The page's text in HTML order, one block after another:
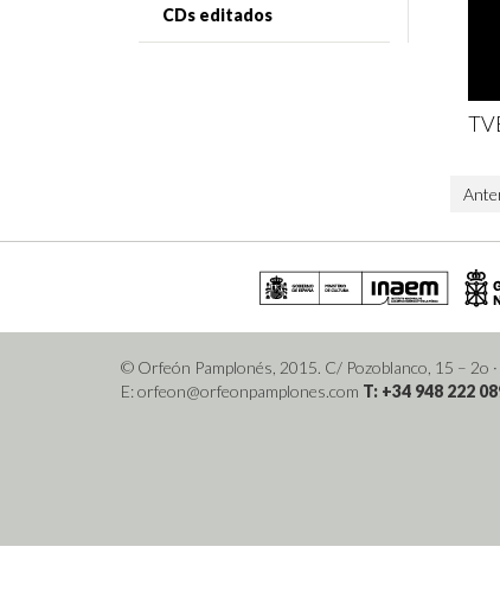
CDs editados
© Orfeón Pamplonés, 2015. C/ Pozoblanco, 15 – 2o
E: orfeon@orfeonpamplones.com T: +34 948 222